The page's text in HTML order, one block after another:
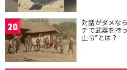
20 対話がダメな
チで武器を持
止令”とは？